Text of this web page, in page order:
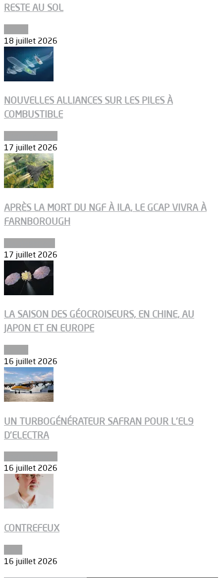
RESTE AU SOL
18 juillet 2026
NOUVELLES ALLIANCES SUR LES PILES À
COMBUSTIBLE
17 juillet 2026
APRÈS LA MORT DU NGF À ILA, LE GCAP VIVRA À
FARNBOROUGH
17 juillet 2026
LA SAISON DES GÉOCROISEURS, EN CHINE, AU
JAPON ET EN EUROPE
16 juillet 2026
UN TURBOGÉNÉRATEUR SAFRAN POUR L’EL9
D’ELECTRA
16 juillet 2026
CONTREFEUX
16 juillet 2026